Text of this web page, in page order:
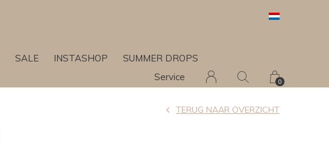
SALE INSTASHOP
SUMMER DROPS
Service
0
TERUG NAAR OVERZICHT